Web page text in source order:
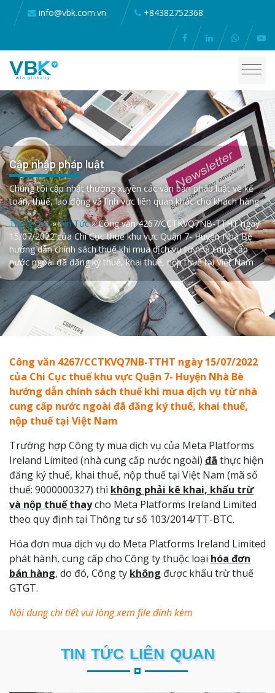
info@vbk.com.vn +84382752368
Cập nhập pháp luật
Chúng tôi cập nhật thường xuyên các văn bản pháp luật về kế
toán, thuế, lao động và lĩnh vực liên quan khác cho khách hàng
Trang chủ»Tin Tức»Công văn 4267/CCTKVQ7NB-TTHT ngày
15/07/2022 của Chi Cục thuế khu vực Quận 7- Huyện Nhà Bè
hướng dẫn chính sách thuế khi mua dịch vụ từ nhà cung cấp
nước ngoài đã đăng ký thuế, khai thuế, nộp thuế tại Việt Nam
Công văn 4267/CCTKVQ7NB-TTHT ngày 15/07/2022
của Chi Cục thuế khu vực Quận 7- Huyện Nhà Bè
hướng dẫn chính sách thuế khi mua dịch vụ từ nhà
cung cấp nước ngoài đã đăng ký thuế, khai thuế,
nộp thuế tại Việt Nam
Trường hợp Công ty mua dịch vụ của Meta Platforms
Ireland Limited (nhà cung cấp nước ngoài) đã thực hiện
đăng ký thuế, khai thuế, nộp thuế tại Việt Nam (mã số
thuế: 9000000327) thì không phải kê khai, khấu trừ
và nộp thuế thaycho Meta Platforms Ireland Limited
theo quy định tại Thông tư số 103/2014/TT-BTC.
Hóa đơn mua dịch vụ do Meta Platforms Ireland Limited
phát hành, cung cấp cho Công ty thuộc loại hóa đơn
bán hàng, do đó, Công ty không được khấu trừ thuế
GTGT.
Nội dung chi tiết vui lòng xem file đính kèm
TIN TỨC LIÊN QUAN